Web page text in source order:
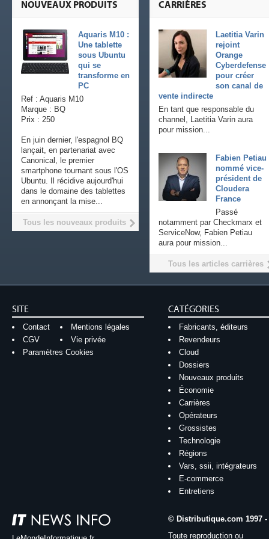
CARRIÈRES
Laetitia Varin
rejoint
Orange
Cyberdefense
pour créer
son canal de
vente indirecte
En tant que responsable du
channel, Laetitia Varin aura
pour mission...
Fabien Petiau
nommé vice-
président de
Cloudera
France
Passé
notamment par Checkmarx et
ServiceNow, Fabien Petiau
aura pour mission...
Tous les articles carrières
NOUVEAUX PRODUITS
Aquaris M10 :
Une tablette
sous Ubuntu
qui se
transforme en
PC
Ref : Aquaris M10
Marque : BQ
Prix : 250
En juin dernier, l'espagnol BQ
lançait, en partenariat avec
Canonical, le premier
smartphone tournant sous l'OS
Ubuntu. Il récidive aujourd'hui
dans le domaine des tablettes
en annonçant la mise...
Tous les nouveaux produits
SITE
Contact
Mentions légales
CGV
Vie privée
Paramètres Cookies
CATÉGORIES
Fabricants, éditeurs
Revendeurs
Cloud
Dossiers
Nouveaux produits
Économie
Carrières
Opérateurs
Grossistes
Technologie
Régions
Vars, ssii, intégrateurs
E-commerce
Entretiens
© Distributique.com 1997 -
Toute reproduction ou